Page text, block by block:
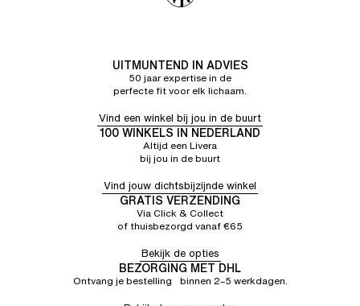
UITMUNTEND IN ADVIES
50 jaar expertise in de
perfecte fit voor elk lichaam.
Vind een winkel bij jou in de buurt
100 WINKELS IN NEDERLAND
Altijd een Livera
bij jou in de buurt
Vind jouw dichtsbijzijnde winkel
GRATIS VERZENDING
Via Click & Collect
of thuisbezorgd vanaf €65
Bekijk de opties
BEZORGING MET DHL
Ontvang je bestelling binnen 2–5 werkdagen.